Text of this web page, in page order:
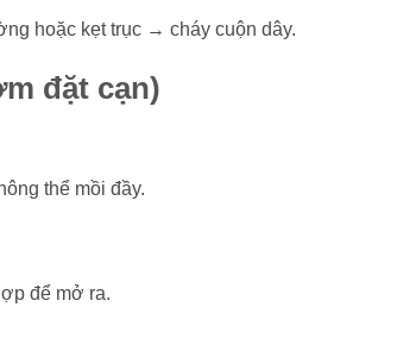
hoặc kẹt trục → cháy cuộn dây.
đặt cạn)
thể mồi đầy.
để mở ra.